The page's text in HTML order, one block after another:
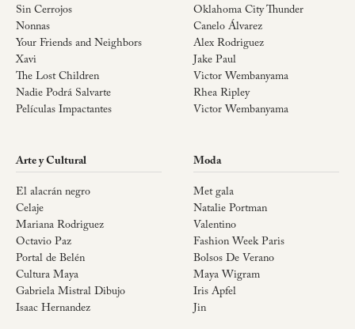
Sin Cerrojos
Nonnas
Your Friends and Neighbors
Xavi
The Lost Children
Nadie Podrá Salvarte
Películas Impactantes
Oklahoma City Thunder
Canelo Álvarez
Alex Rodriguez
Jake Paul
Victor Wembanyama
Rhea Ripley
Victor Wembanyama
Arte y Cultural
El alacrán negro
Celaje
Mariana Rodriguez
Octavio Paz
Portal de Belén
Cultura Maya
Gabriela Mistral Dibujo
Isaac Hernandez
Moda
Met gala
Natalie Portman
Valentino
Fashion Week Paris
Bolsos De Verano
Maya Wigram
Iris Apfel
Jin